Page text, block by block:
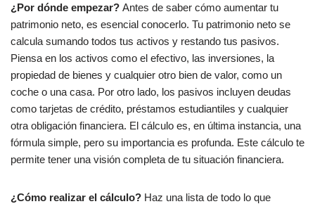
¿Por dónde empezar? Antes de saber cómo aumentar tu
patrimonio neto, es esencial conocerlo. Tu patrimonio neto se
calcula sumando todos tus activos y restando tus pasivos.
Piensa en los activos como el efectivo, las inversiones, la
propiedad de bienes y cualquier otro bien de valor, como un
coche o una casa. Por otro lado, los pasivos incluyen deudas
como tarjetas de crédito, préstamos estudiantiles y cualquier
otra obligación financiera. El cálculo es, en última instancia, una
fórmula simple, pero su importancia es profunda. Este cálculo te
permite tener una visión completa de tu situación financiera.
¿Cómo realizar el cálculo? Haz una lista de todo lo que